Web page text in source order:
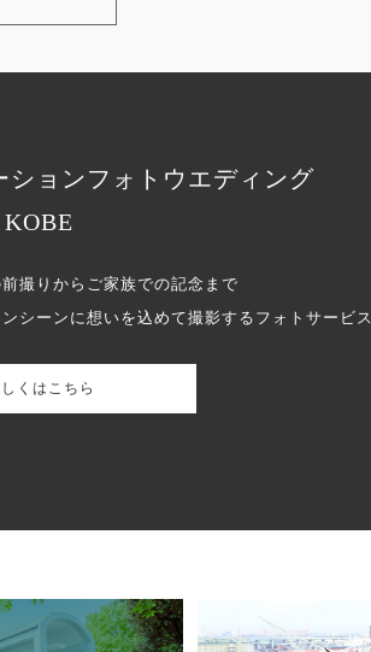
ションフォトウエディング
撮りからご家族での記念まで
シーンに想いを込めて撮影するフォトサービス
くはこちら